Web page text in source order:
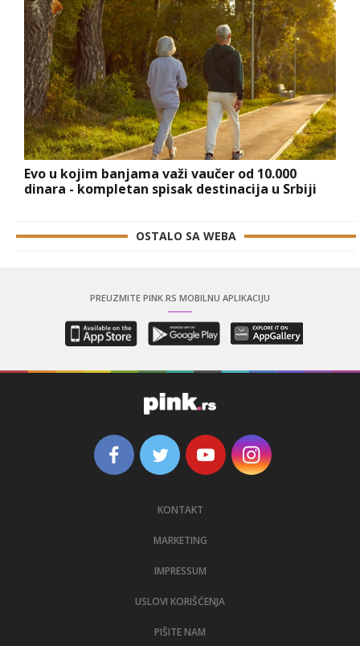
Evo u kojim banjama važi vaučer od 10.000
dinara - kompletan spisak destinacija u Srbiji
OSTALO SA WEBA
PREUZMITE PINK.RS MOBILNU APLIKACIJU
KONTAKT
MARKETING
IMPRESSUM
USLOVI KORIŠĆENJA
PIŠITE NAM